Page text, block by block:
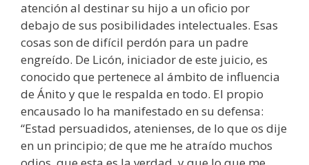
atención al destinar su hijo a un oficio por
debajo de sus posibilidades intelectuales. Esas
cosas son de difícil perdón para un padre
engreído. De Licón, iniciador de este juicio, es
conocido que pertenece al ámbito de influencia
de Ánito y que le respalda en todo. El propio
encausado lo ha manifestado en su defensa:
“Estad persuadidos, atenienses, de lo que os dije
en un principio; de que me he atraído muchos